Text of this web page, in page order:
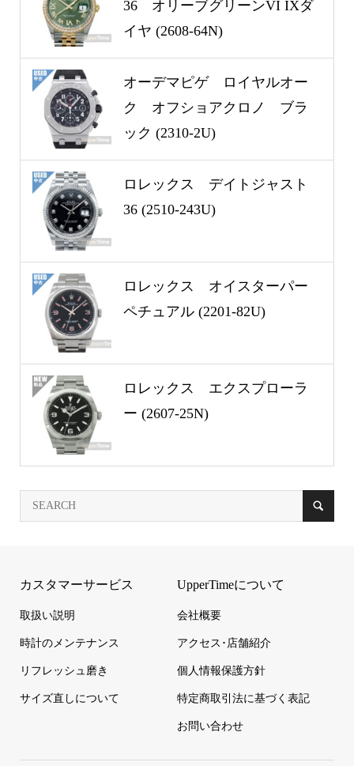
36 オリーブグリーンVI IXダ
イヤ (2608-64N)
オーデマピゲ ロイヤルオー
ク オフショアクロノ ブラ
ック (2310-2U)
ロレックス デイトジャスト
36 (2510-243U)
ロレックス オイスターパー
ペチュアル (2201-82U)
ロレックス エクスプローラ
ー (2607-25N)
カスタマーサービス
取扱い説明
時計のメンテナンス
リフレッシュ磨き
サイズ直しについて
UpperTimeについて
会社概要
アクセス･店舗紹介
個人情報保護方針
特定商取引法に基づく表記
お問い合わせ